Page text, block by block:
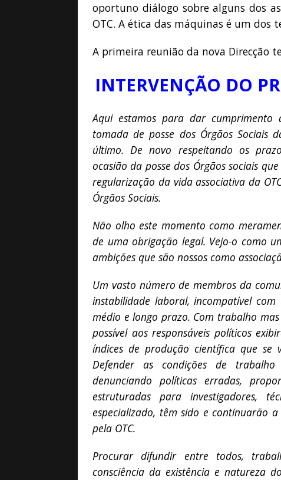
oportuno diálogo sobre alguns dos
OTC. A ética das máquinas é um dos
A primeira reunião da nova Direcção
INTERVENÇÃO DO
Aqui estamos para dar
tomada de posse dos Órgãos Sociais
último. De novo respeitando os
ocasião da posse dos Órgãos sociais
regularização da vida associativa da
Órgãos Sociais.
Não olho este momento como
de uma obrigação legal. Vejo-o como
ambições que são nossos como
Um vasto número de membros da
instabilidade laboral, incompatível
médio e longo prazo. Com trabalho
possível aos responsáveis políticos
índices de produção científica que
Defender as condições de
denunciando políticas erradas,
estruturadas para investigadores,
especializado, têm sido e continuarão
pela OTC.
Procurar difundir entre todos,
consciência da existência e natureza